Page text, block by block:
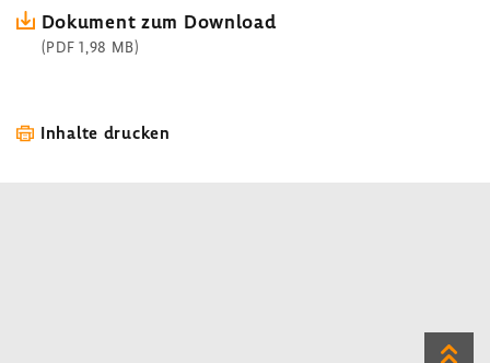
Doku­ment zum Down­load
(PDF 1,98 MB)
Inhalte drucken
Zum